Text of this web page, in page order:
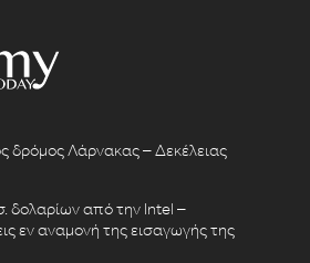
δρόμος Λάρνακας – Δεκέλειας
δολαρίων από την Intel –
εν αναμονή της εισαγωγής της